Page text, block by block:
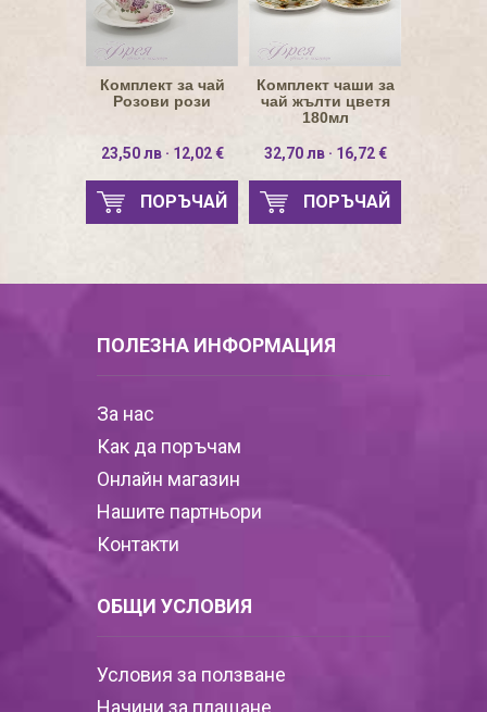
Комплект за чай
Розови рози
23,50 лв · 12,02 €
ПОРЪЧАЙ
Комплект чаши за
чай жълти цветя
180мл
32,70 лв · 16,72 €
ПОРЪЧАЙ
ПОЛЕЗНА ИНФОРМАЦИЯ
За нас
Как да поръчам
Онлайн магазин
Нашите партньори
Контакти
ОБЩИ УСЛОВИЯ
Условия за ползване
Начини за плащане